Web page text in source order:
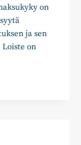
on
ja sen
on